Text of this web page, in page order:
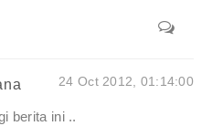
24 Oct 2012, 01:14:00
berita ini ..